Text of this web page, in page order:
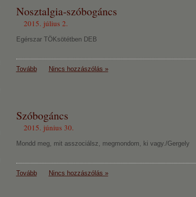
Nosztalgia-szóbogáncs
2015. július 2.
Egérszar TÖKsötétben DEB
Tovább Nincs hozzászólás »
Szóbogáncs
2015. június 30.
Mondd meg, mit asszociálsz, megmondom, ki vagy./Gergely
Tovább Nincs hozzászólás »